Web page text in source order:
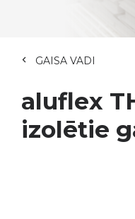
GAISA VADI
aluflex
izolētie